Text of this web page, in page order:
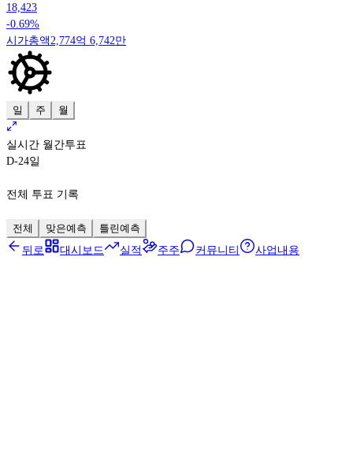
18,423
-0.69%
시가총액 2,774억 6,742만
일 주 월
실시간 월간투표
D-24일
전체 투표 기록
전체 맞은예측
틀린예측
뒤로
대시보드 실적 주주 커뮤니티 사업내용